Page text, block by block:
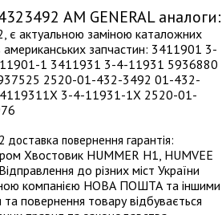
AM GENERAL аналоги:
актуальною заміною каталожних
американських запчастин: 3411901 3-
1 3411931 3-4-11931 5936880
2520-01-432-3492 01-432-
3-4-11931-1X 2520-01-
повернення гарантія:
Хвостовик HUMMER H1, HUMVEE
до різних міст України
компанією НОВА ПОШТА та іншими
та повернення товару відбувається